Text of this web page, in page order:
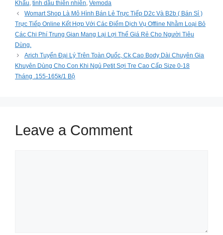
Khẩu, tinh dầu thiên nhiên, Vemoda
Womart Shop Là Mô Hình Bán Lẻ Trực Tiếp D2c Và B2b ( Bán Sỉ )
Trực Tiếp Online Kết Hợp Với Các Điểm Dịch Vụ Offline Nhằm Loại Bỏ
Các Chi Phí Trung Gian Mang Lại Lợi Thế Giá Rẻ Cho Người Tiêu
Dùng.
Arich Tuyển Đại Lý Trên Toàn Quốc, Ck Cao Body Dài Chuyên Gia
Khuyên Dùng Cho Con Khi Ngủ Petit Sợi Tre Cao Cấp Size 0-18
Tháng .155-165k/1 Bộ
Leave a Comment